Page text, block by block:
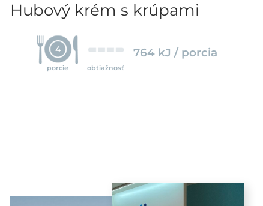
Hubový krém s krúpami
4
porcie obtiažnosť
764 kJ / porcia